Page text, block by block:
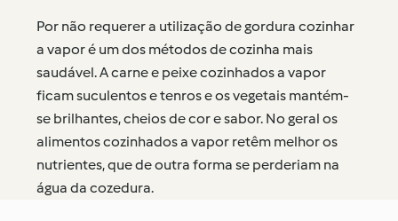
Por não requerer a utilização de gordura cozinhar
a vapor é um dos métodos de cozinha mais
saudável. A carne e peixe cozinhados a vapor
ficam suculentos e tenros e os vegetais mantém-
se brilhantes, cheios de cor e sabor. No geral os
alimentos cozinhados a vapor retêm melhor os
nutrientes, que de outra forma se perderiam na
água da cozedura.